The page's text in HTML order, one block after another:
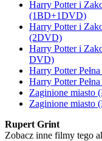
Harry Potter i
(1BD+1DVD)
Harry Potter i
(2DVD)
Harry Potter i
DVD)
Harry Potter
Harry Potter
Zaginione miasto
Zaginione miasto
Rupert Grint
Zobacz inne filmy tego